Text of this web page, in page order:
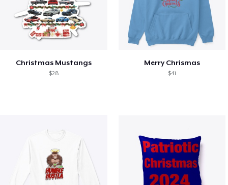
Christmas Mustangs
$28
Merry Chrismas
$41